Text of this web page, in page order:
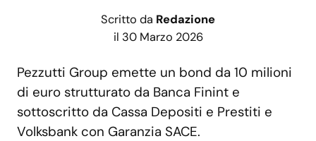
Scritto da Redazione
il 30 Marzo 2026
Pezzutti Group emette un bond da 10 milioni
di euro strutturato da Banca Finint e
sottoscritto da Cassa Depositi e Prestiti e
Volksbank con Garanzia SACE.